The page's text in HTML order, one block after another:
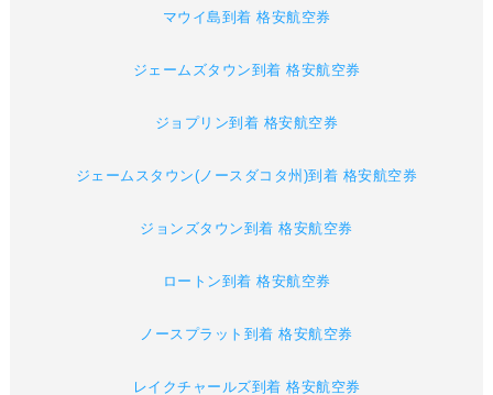
マウイ島到着 格安航空券
ジェームズタウン到着 格安航空券
ジョプリン到着 格安航空券
ジェームスタウン(ノースダコタ州)到着 格安航空券
ジョンズタウン到着 格安航空券
ロートン到着 格安航空券
ノースプラット到着 格安航空券
レイクチャールズ到着 格安航空券